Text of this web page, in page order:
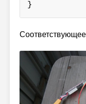
}
Соответствующее